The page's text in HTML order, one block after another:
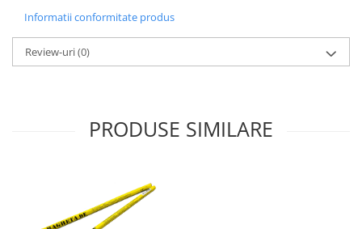
Informatii conformitate produs
Review-uri(0)
PRODUSE SIMILARE